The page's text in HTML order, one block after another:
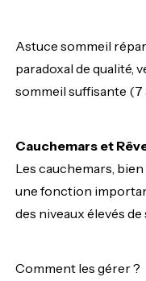
Astuce sommeil
paradoxal de qualité,
sommeil suffisante (7
Cauchemars et
Les cauchemars,
une fonction
des niveaux élevés de
Comment les gérer ?